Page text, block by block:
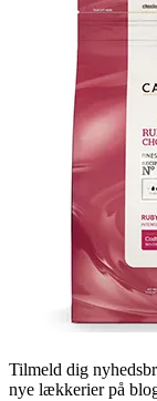
Tilmeld dig
nye lækkerier på